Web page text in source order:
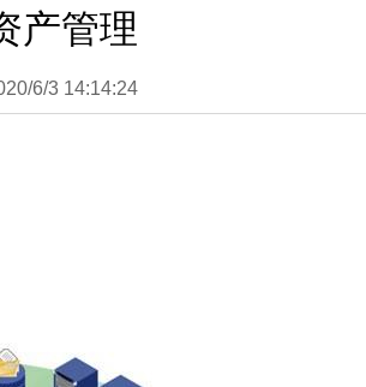
产管理
6/3 14:14:24